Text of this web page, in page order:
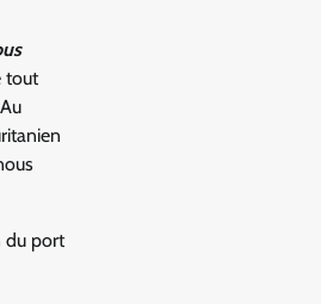
tout
du port